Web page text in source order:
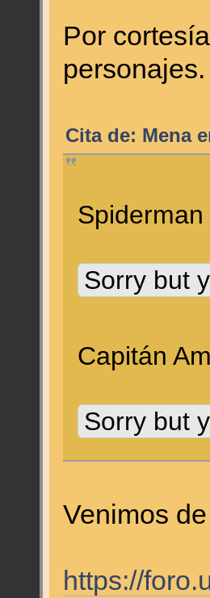
Por
personajes.
Cita de: Mena
Spiderman
Sorry but
Capitán
Sorry but
Venimos
https://